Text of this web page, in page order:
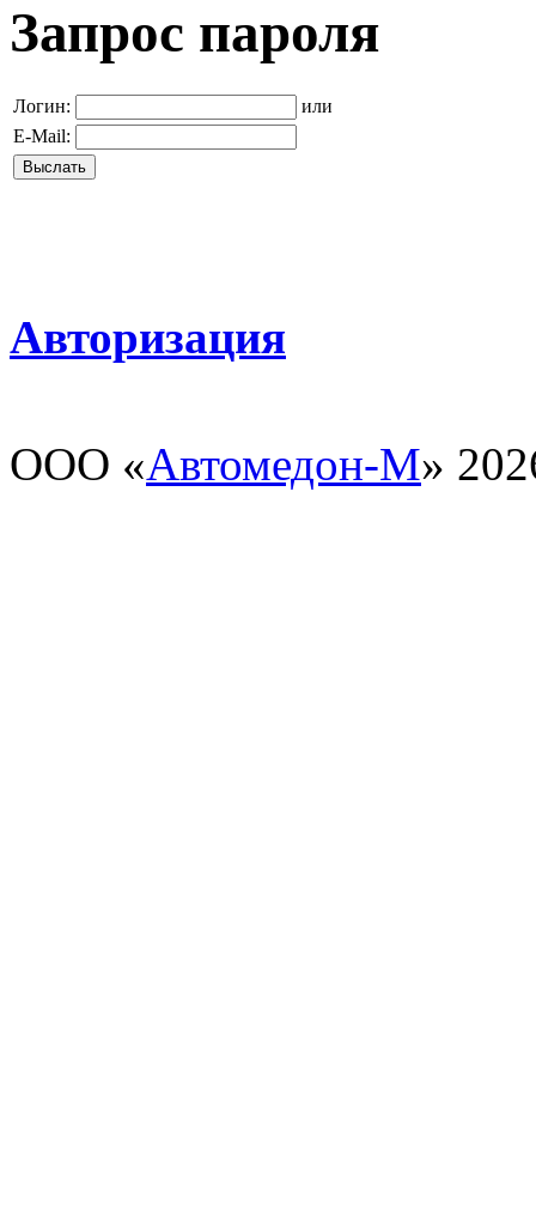
Запрос пароля
Логин:
или
E-Mail:
Авторизация
ООО «Автомедон-М»